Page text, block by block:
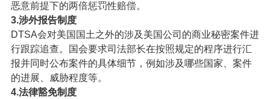
恶意前提下的两倍惩罚性赔偿。
3.涉外报告制度
DTSA会对美国国土之外的涉及美国公司的商业秘密案件进
行跟踪追查。国会要求司法部长在按照规定的程序进行汇
报并同时公布案件的具体细节，例如涉及哪些国家、案件
的进展、威胁程度等。
4.法律豁免制度